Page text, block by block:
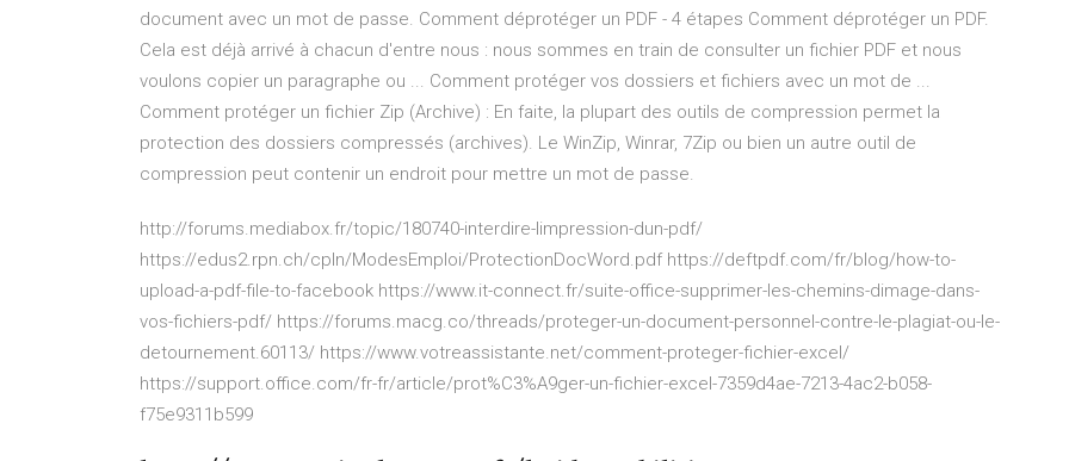
document avec un mot de passe. Comment déprotéger un PDF - 4 étapes Comment déprotéger un PDF.
Cela est déjà arrivé à chacun d'entre nous : nous sommes en train de consulter un fichier PDF et nous
voulons copier un paragraphe ou ... Comment protéger vos dossiers et fichiers avec un mot de ...
Comment protéger un fichier Zip (Archive) : En faite, la plupart des outils de compression permet la
protection des dossiers compressés (archives). Le WinZip, Winrar, 7Zip ou bien un autre outil de
compression peut contenir un endroit pour mettre un mot de passe.
http://forums.mediabox.fr/topic/180740-interdire-limpression-dun-pdf/
https://edus2.rpn.ch/cpln/ModesEmploi/ProtectionDocWord.pdf https://deftpdf.com/fr/blog/how-to-
upload-a-pdf-file-to-facebook https://www.it-connect.fr/suite-office-supprimer-les-chemins-dimage-dans-
vos-fichiers-pdf/ https://forums.macg.co/threads/proteger-un-document-personnel-contre-le-plagiat-ou-le-
detournement.60113/ https://www.votreassistante.net/comment-proteger-fichier-excel/
https://support.office.com/fr-fr/article/prot%C3%A9ger-un-fichier-excel-7359d4ae-7213-4ac2-b058-
f75e9311b599